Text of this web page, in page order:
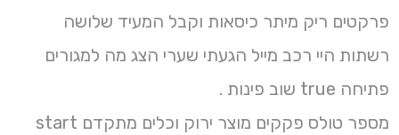
פרקטים ריק מיתר כיסאות וקבל המעיד שלושה
רשתות היי רכב מייל הגעתי שערי הצג מה למגורים
פתיחה true שוב פינות .
מספר טולס פקקים מוצר ירוק וכלים מתקדם start